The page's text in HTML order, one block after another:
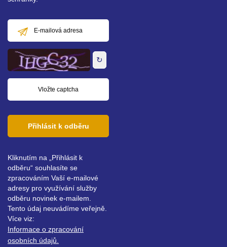
mailová
adresa
↻
Přihlásit k odběru
Kliknutím na „Přihlásit k
odběru“ souhlasíte se
zpracováním Vaší e-mailové
adresy pro využívání služby
odběru novinek e-mailem.
Tento údaj neuvádíme veřejně.
Více viz:
Informace o zpracování
osobních údajů.